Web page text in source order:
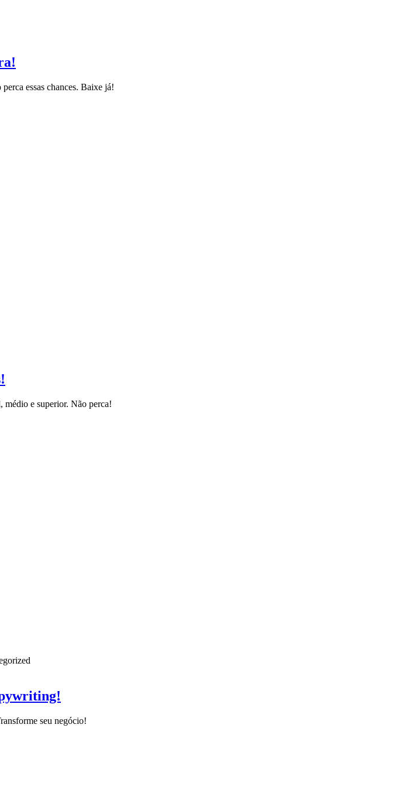
essas chances. Baixe já!
e superior. Não perca!
seu negócio!